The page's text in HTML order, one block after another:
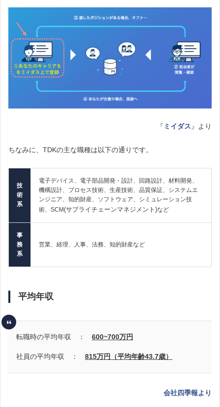
『 ミイダス 』より
ちなみに、TDKの主な職種は以下の通りです。
技
術
系
電子デバイス、電子部品開発・設計、回路設計、材料開発、
機構設計、プロセス技術、生産技術、品質保証、システムエ
ンジニア、知的財産、ソフトウェア、シミュレーション技
術、SCM(サプライチェーンマネジメント)など
事
務
系
営業、経理、人事、法務、知的財産など
平均年収
転職時の平均年収 ： 600~700万円
社員の平均年収 ： 815万円（平均年齢43.7歳）
会社四季報より